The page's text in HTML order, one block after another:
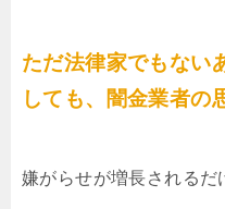
ただ法律家でもない
しても、闇金業者の
嫌がらせが増長されるだ